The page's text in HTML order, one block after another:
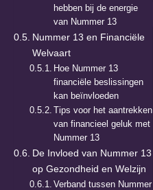
hebben bij de energie
van Nummer 13
Nummer 13 en Financiële
Welvaart
Hoe Nummer 13
financiële beslissingen
kan beïnvloeden
Tips voor het aantrekken
van financieel geluk met
Nummer 13
De Invloed van Nummer 13
op Gezondheid en Welzijn
Verband tussen Nummer